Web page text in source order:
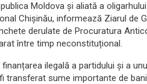
Moldova și aliată a
Chișinău, informează Ziarul de
derulate de Procuratura
între timp neconstituțional.
ilegală a partidului și a
transferat sume importante de